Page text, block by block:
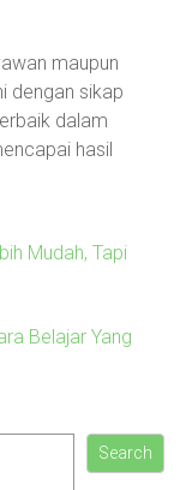
maupun
dengan sikap
dalam
hasil
Mudah, Tapi
Belajar Yang
Search